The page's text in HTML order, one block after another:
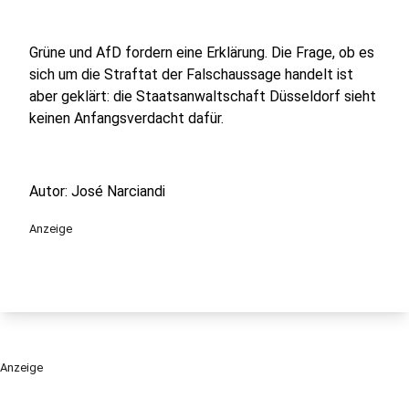
Grüne und AfD fordern eine Erklärung. Die Frage, ob es
sich um die Straftat der Falschaussage handelt ist
aber geklärt: die Staatsanwaltschaft Düsseldorf sieht
keinen Anfangsverdacht dafür.
Autor: José Narciandi
Anzeige
Anzeige